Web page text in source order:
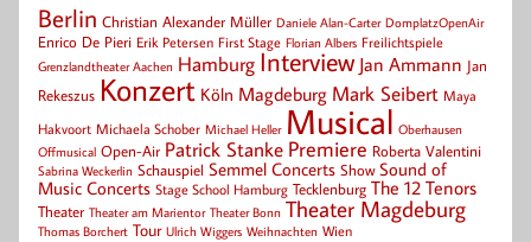
Berlin Christian Alexander Müller Daniele Alan-Carter DomplatzOpenAir
Enrico De Pieri Erik Petersen First Stage Florian Albers Freilichtspiele
Grenzlandtheater Aachen Hamburg Interview Jan Ammann Jan
Rekeszus Konzert Köln Magdeburg Mark Seibert Maya
Hakvoort Michaela Schober Michael Heller Musical Oberhausen
Offmusical Open-Air Patrick Stanke Premiere Roberta Valentini
Sabrina Weckerlin Schauspiel Semmel Concerts Show Sound of
Music Concerts Stage School Hamburg Tecklenburg The 12 Tenors
Theater Theater am Marientor Theater Bonn Theater Magdeburg
Thomas Borchert Tour Ulrich Wiggers Weihnachten Wien